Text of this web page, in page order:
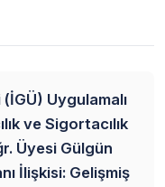
Uygulamalı
ve Sigortacılık
Üyesi Gülgün
İlişkisi: Gelişmiş